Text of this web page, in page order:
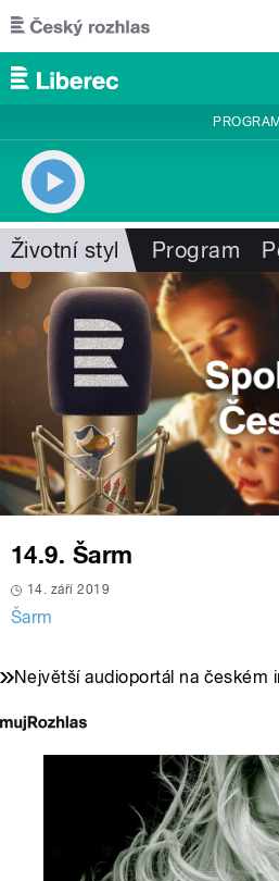
Přejít k hlavnímu obsahu
PROGRAM
Životní styl Program
14.9. Šarm
14. září 2019
Šarm
Největší audioportál na českém